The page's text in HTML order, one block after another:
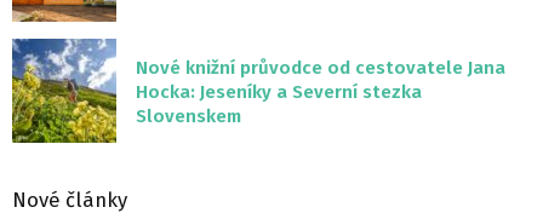
Nové knižní průvodce od cestovatele Jana
Hocka: Jeseníky a Severní stezka
Slovenskem
Nové články